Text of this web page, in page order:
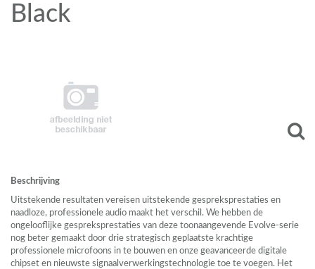
Black
Beschrijving
Uitstekende resultaten vereisen uitstekende gespreksprestaties en
naadloze, professionele audio maakt het verschil. We hebben de
ongelooflijke gespreksprestaties van deze toonaangevende Evolve-serie
nog beter gemaakt door drie strategisch geplaatste krachtige
professionele microfoons in te bouwen en onze geavanceerde digitale
chipset en nieuwste signaalverwerkingstechnologie toe te voegen. Het